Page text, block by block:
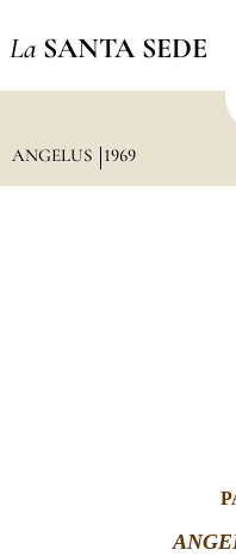
La SANTA SEDE
ANGELUS 1969